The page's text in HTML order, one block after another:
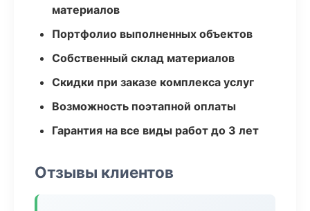
материалов
Портфолио выполненных объектов
Собственный склад материалов
Скидки при заказе комплекса услуг
Возможность поэтапной оплаты
Гарантия на все виды работ до 3 лет
Отзывы клиентов